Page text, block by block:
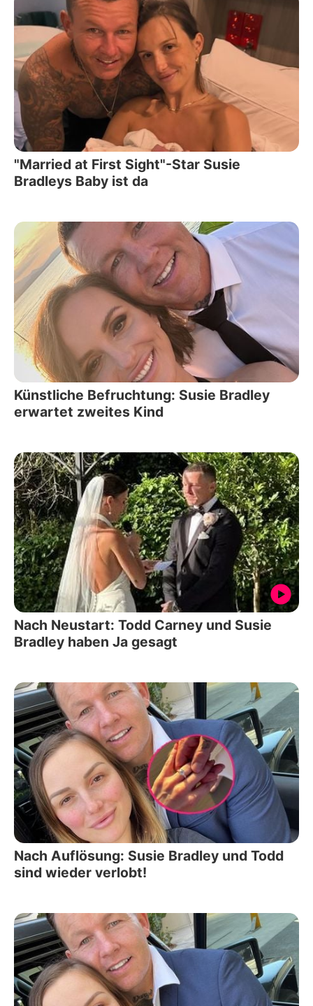
"Married at First Sight"-Star Susie
Bradleys Baby ist da
Künstliche Befruchtung: Susie Bradley
erwartet zweites Kind
Nach Neustart: Todd Carney und Susie
Bradley haben Ja gesagt
Nach Auflösung: Susie Bradley und Todd
sind wieder verlobt!